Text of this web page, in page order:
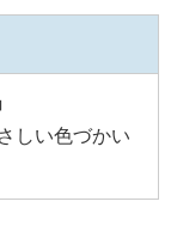
しい色づかい